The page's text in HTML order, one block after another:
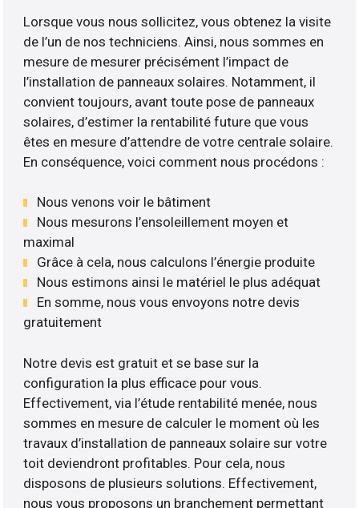
Lorsque vous nous sollicitez, vous obtenez la visite
de l’un de nos techniciens. Ainsi, nous sommes en
mesure de mesurer précisément l’impact de
l’installation de panneaux solaires. Notamment, il
convient toujours, avant toute pose de panneaux
solaires, d’estimer la rentabilité future que vous
êtes en mesure d’attendre de votre centrale solaire.
En conséquence, voici comment nous procédons :
Nous venons voir le bâtiment
Nous mesurons l’ensoleillement moyen et
maximal
Grâce à cela, nous calculons l’énergie produite
Nous estimons ainsi le matériel le plus adéquat
En somme, nous vous envoyons notre devis
gratuitement
Notre devis est gratuit et se base sur la
configuration la plus efficace pour vous.
Effectivement, via l’étude rentabilité menée, nous
sommes en mesure de calculer le moment où les
travaux d’installation de panneaux solaire sur votre
toit deviendront profitables. Pour cela, nous
disposons de plusieurs solutions. Effectivement,
nous vous proposons un branchement permettant